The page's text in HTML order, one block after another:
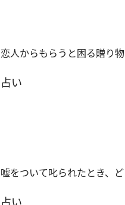
恋人からもらうと困る贈り
占い
嘘をついて叱られたとき、
占い